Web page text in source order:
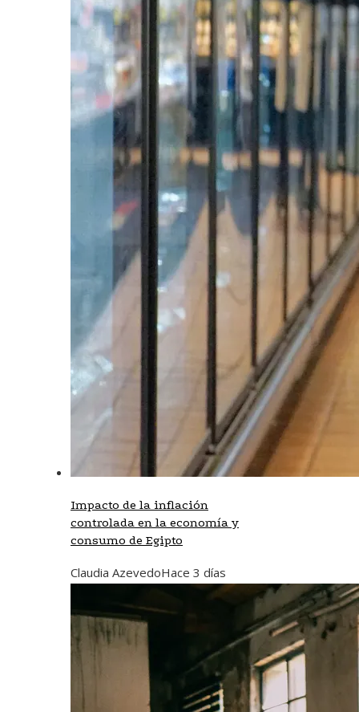
Impacto de la inflación
controlada en la economía y
consumo de Egipto
Claudia AzevedoHace 3 días